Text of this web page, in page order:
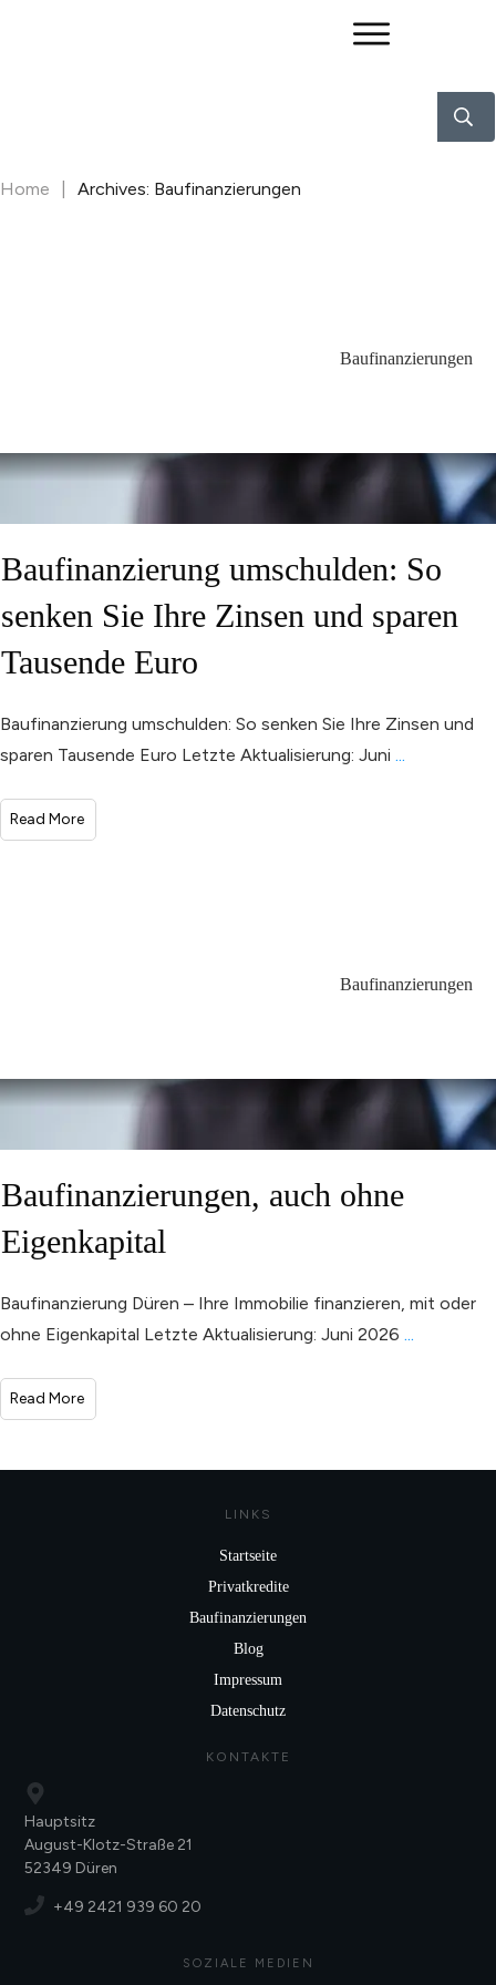
Home Archives: Baufinanzierungen
Baufinanzierungen
Baufinanzierung umschulden: So
senken Sie Ihre Zinsen und sparen
Tausende Euro
Baufinanzierung umschulden: So senken Sie Ihre Zinsen und
sparen Tausende Euro Letzte Aktualisierung: Juni ...
Read More
Baufinanzierungen
Baufinanzierungen, auch ohne
Eigenkapital
Baufinanzierung Düren – Ihre Immobilie finanzieren, mit oder
ohne Eigenkapital Letzte Aktualisierung: Juni 2026 ...
Read More
LINKS
Startseite
Privatkredite
Baufinanzierungen
Blog
Impressum
Datenschutz
KONTAKTE
Hauptsitz
August-Klotz-Straße 21
52349 Düren
+49 2421 939 60 20
SOZIALE MEDIEN